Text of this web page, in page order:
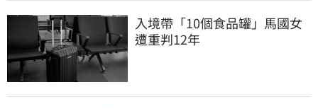
入境帶「10個食品罐」馬國女
遭重判12年